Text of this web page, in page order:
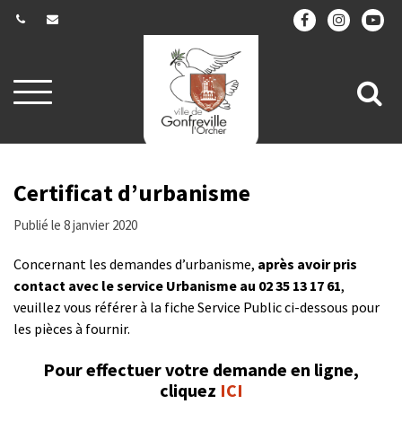
Aller
à
navigation
à
Certificat d’urbanisme
Publié le 8 janvier 2020
Concernant les demandes d’urbanisme, après avoir pris
contact avec le service Urbanisme au 02 35 13 17 61,
veuillez vous référer à la fiche Service Public ci-dessous pour
les pièces à fournir.
Pour effectuer votre demande en ligne,
cliquez ICI